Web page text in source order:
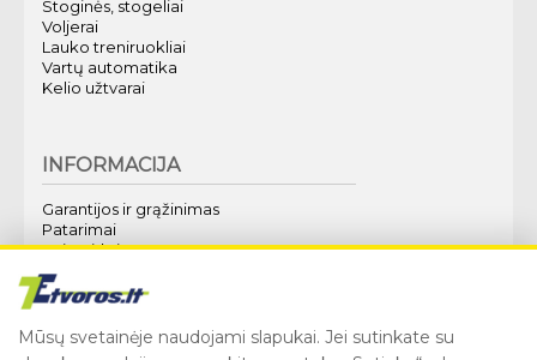
Stoginės, stogeliai
Voljerai
Lauko treniruokliai
Vartų automatika
Kelio užtvarai
INFORMACIJA
Garantijos ir grąžinimas
Patarimai
Kaip pirkti?
Apie mus
Techninė specifikacija
Mūsų svetainėje naudojami slapukai. Jei sutinkate su